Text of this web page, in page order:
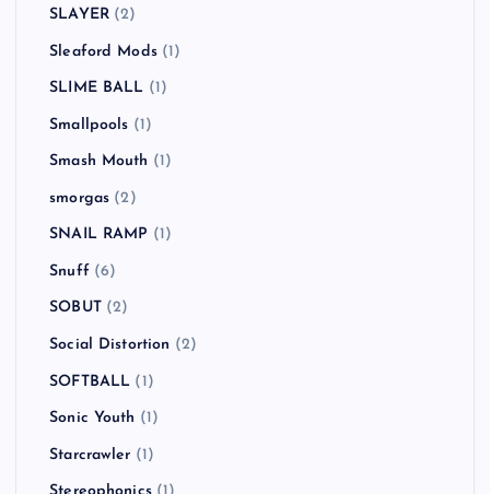
SLAYER(2)
Sleaford Mods(1)
SLIME BALL (1)
Smallpools (1)
Smash Mouth (1)
smorgas (2)
SNAIL RAMP (1)
Snuff (6)
SOBUT(2)
Social Distortion (2)
SOFTBALL (1)
Sonic Youth (1)
Starcrawler (1)